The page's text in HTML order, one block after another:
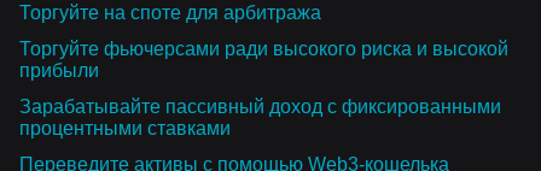
Торгуйте на споте для арбитража
Торгуйте фьючерсами ради высокого риска и высокой
прибыли
Зарабатывайте пассивный доход с фиксированными
процентными ставками
Переведите активы с помощью Web3-кошелька